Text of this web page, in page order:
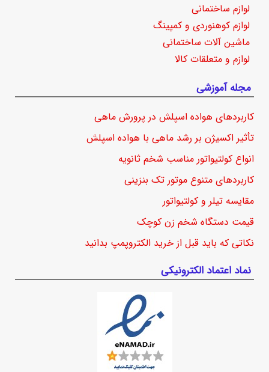
لوازم ساختمانی
لوازم کوهنوردی و کمپینگ
ماشین آلات ساختمانی
لوازم و متعلقات کالا
مجله آموزشی
کاربردهای هواده اسپلش در پرورش ماهی
تأثیر اکسیژن بر رشد ماهی با هواده اسپلش
انواع کولتیواتور مناسب شخم ثانویه
کاربردهای متنوع موتور تک بنزینی
مقایسه تیلر و کولتیواتور
قیمت دستگاه شخم زن کوچک
نکاتی که باید قبل از خرید الکتروپمپ بدانید
نماد اعتماد الکترونیکی